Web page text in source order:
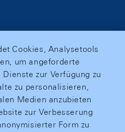
Cookies, Analysetools
um angeforderte
zur Verfügung zu
zu personalisieren,
Medien anzubieten
zur Verbesserung
Form zu